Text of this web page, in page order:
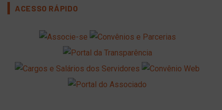
ACESSO RÁPIDO